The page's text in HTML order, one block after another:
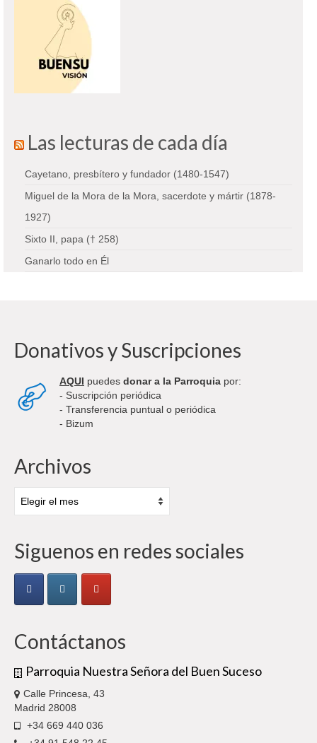
Las lecturas de cada día
Cayetano, presbítero y fundador (1480-1547)
Miguel de la Mora de la Mora, sacerdote y mártir (1878-
1927)
Sixto II, papa († 258)
Ganarlo todo en Él
Donativos y Suscripciones
AQUI puedes donar a la Parroquia por:
- Suscripción periódica
- Transferencia puntual o periódica
- Bizum
Archivos
Siguenos en redes sociales
Contáctanos
Parroquia Nuestra Señora del Buen Suceso
Calle Princesa, 43
Madrid 28008
+34 669 440 036